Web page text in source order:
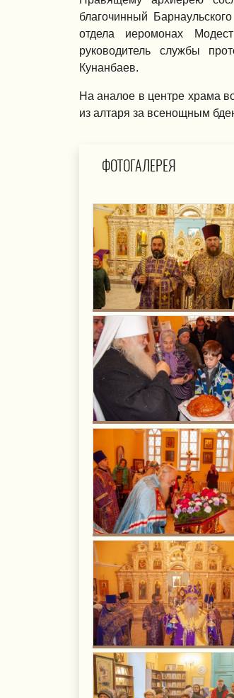
благочинный
отдела иеромонах
руководитель службы
Кунанбаев.
На аналое в центре храма
из алтаря за всенощным
ФОТОГАЛЕРЕЯ